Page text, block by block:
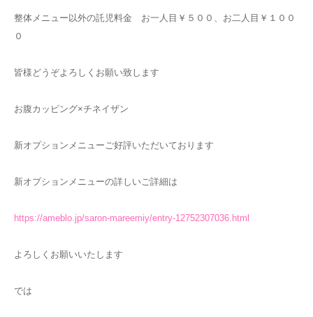
整体メニュー以外の託児料金 お一人目￥５００、お二人目￥１００
０
皆様どうぞよろしくお願い致します
お腹カッピング×チネイザン
新オプションメニューご好評いただいております
新オプションメニューの詳しいご詳細は
https://ameblo.jp/saron-mareemiy/entry-12752307036.html
よろしくお願いいたします
では